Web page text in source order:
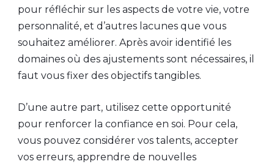
pour réfléchir sur les aspects de votre vie, votre
personnalité, et d’autres lacunes que vous
souhaitez améliorer. Après avoir identifié les
domaines où des ajustements sont nécessaires, il
faut vous fixer des objectifs tangibles.
D’une autre part, utilisez cette opportunité
pour renforcer la confiance en soi. Pour cela,
vous pouvez considérer vos talents, accepter
vos erreurs, apprendre de nouvelles